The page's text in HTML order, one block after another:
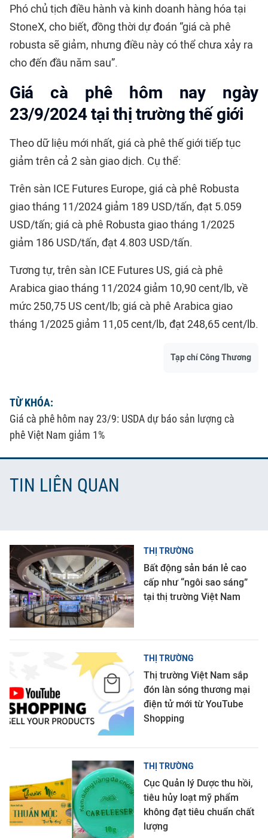
Phó chủ tịch điều hành và kinh doanh hàng hóa tại
StoneX, cho biết, đồng thời dự đoán “giá cà phê
robusta sẽ giảm, nhưng điều này có thể chưa xảy ra
cho đến đầu năm sau”.
Giá cà phê hôm nay ngày
23/9/2024 tại thị trường thế giới
Theo dữ liệu mới nhất, giá cà phê thế giới tiếp tục
giảm trên cả 2 sàn giao dịch. Cụ thể:
Trên sàn ICE Futures Europe, giá cà phê Robusta
giao tháng 11/2024 giảm 189 USD/tấn, đạt 5.059
USD/tấn; giá cà phê Robusta giao tháng 1/2025
giảm 186 USD/tấn, đạt 4.803 USD/tấn.
Tương tự, trên sàn ICE Futures US, giá cà phê
Arabica giao tháng 11/2024 giảm 10,90 cent/lb, về
mức 250,75 US cent/lb; giá cà phê Arabica giao
tháng 1/2025 giảm 11,05 cent/lb, đạt 248,65 cent/lb.
Tạp chí Công Thương
TỪ KHÓA:
Giá cà phê hôm nay 23/9: USDA dự báo sản lượng cà
phê Việt Nam giảm 1%
TIN LIÊN QUAN
THỊ TRƯỜNG
Bất động sản bán lẻ cao
cấp như “ngôi sao sáng”
tại thị trường Việt Nam
THỊ TRƯỜNG
Thị trường Việt Nam sắp
đón làn sóng thương mại
điện tử mới từ YouTube
Shopping
THỊ TRƯỜNG
Cục Quản lý Dược thu hồi,
tiêu hủy loạt mỹ phẩm
không đạt tiêu chuẩn chất
lượng